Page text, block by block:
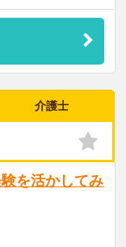
介護士
を活かしてみ